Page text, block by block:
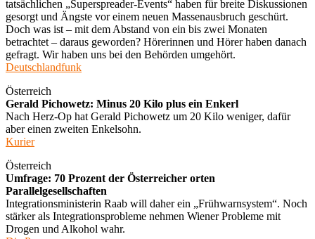
tatsächlichen „Superspreader-Events“ haben für breite Diskussionen
gesorgt und Ängste vor einem neuen Massenausbruch geschürt.
Doch was ist – mit dem Abstand von ein bis zwei Monaten
betrachtet – daraus geworden? Hörerinnen und Hörer haben danach
gefragt. Wir haben uns bei den Behörden umgehört.
Deutschlandfunk
Österreich
Gerald Pichowetz: Minus 20 Kilo plus ein Enkerl
Nach Herz-Op hat Gerald Pichowetz um 20 Kilo weniger, dafür
aber einen zweiten Enkelsohn.
Kurier
Österreich
Umfrage: 70 Prozent der Österreicher orten
Parallelgesellschaften
Integrationsministerin Raab will daher ein „Frühwarnsystem“. Noch
stärker als Integrationsprobleme nehmen Wiener Probleme mit
Drogen und Alkohol wahr.